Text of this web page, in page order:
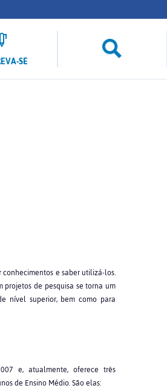
SE
e saber utilizá-los.
de pesquisa se torna um
nível superior, bem como para
e, atualmente, oferece três
de Ensino Médio. São elas: